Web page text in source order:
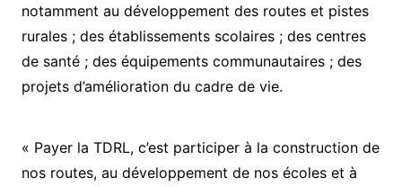
notamment au développement des routes et pistes
rurales ; des établissements scolaires ; des centres
de santé ; des équipements communautaires ; des
projets d’amélioration du cadre de vie.
« Payer la TDRL, c’est participer à la construction de
nos routes, au développement de nos écoles et à